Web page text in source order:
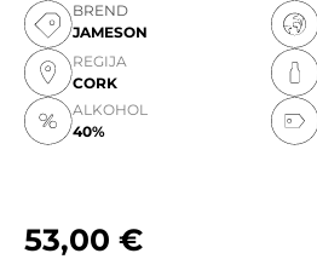
BREND
JAMESON
REGIJA
CORK
ALKOHOL
40%
53,00 €